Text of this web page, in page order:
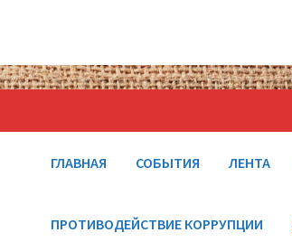
ГЛАВНАЯ СОБЫТИЯ ЛЕНТА
ПРОТИВОДЕЙСТВИЕ КОРРУПЦИИ